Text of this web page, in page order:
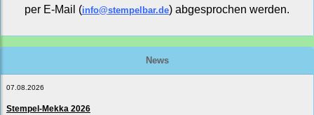
per E-Mail (info@stempelbar.de) abgesprochen werden.
News
07.08.2026
Stempel-Mekka 2026